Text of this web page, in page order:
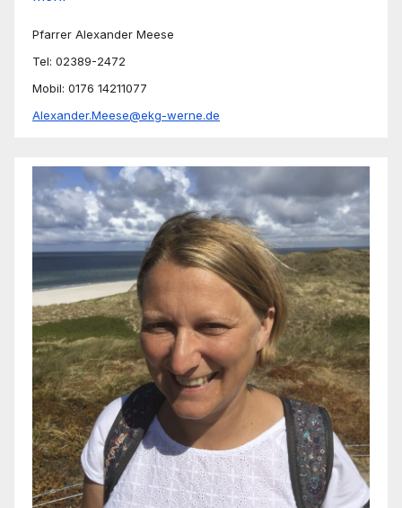
Pfarrer Alexander Meese
Tel: 02389-2472
Mobil: 0176 14211077
Alexander.Meese@ekg-werne.de